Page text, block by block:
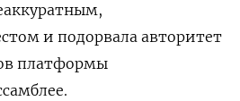
и подорвала авторитет
платформы